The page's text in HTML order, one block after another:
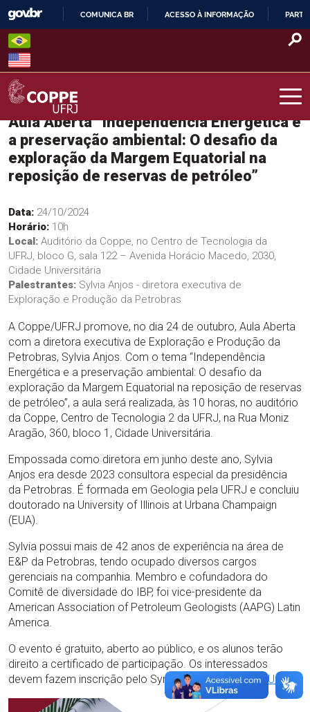
Skip
content
O
COMUNICA BR ACESSO À INFORMAÇÃO
COPPE – UFRJ
Aula Aberta “Independência Energética e
a preservação ambiental: O desafio da
exploração da Margem Equatorial na
reposição de reservas de petróleo”
Data: 24/10/2024
Horário: 10h
Local: Auditório da Coppe, no Centro de Tecnologia da
UFRJ, bloco G, sala 122 – Avenida Horácio Macedo, 2030,
Cidade Universitária
Palestrantes: Sylvia Anjos - diretora executiva de
Exploração e Produção da Petrobras
A Coppe/UFRJ promove, no dia 24 de outubro, Aula Aberta
com a diretora executiva de Exploração e Produção da
Petrobras, Sylvia Anjos. Com o tema “Independência
Energética e a preservação ambiental: O desafio da
exploração da Margem Equatorial na reposição de reservas
de petróleo”, a aula será realizada, às 10 horas, no auditório
da Coppe, Centro de Tecnologia 2 da UFRJ, na Rua Moniz
Aragão, 360, bloco 1, Cidade Universitária.
Empossada como diretora em junho deste ano, Sylvia
Anjos era desde 2023 consultora especial da presidência
da Petrobras. É formada em Geologia pela UFRJ e concluiu
doutorado na University of Illinois at Urbana Champaign
(EUA).
Sylvia possui mais de 42 anos de experiência na área de
E&P da Petrobras, tendo ocupado diversos cargos
gerenciais na companhia. Membro e cofundadora do
Comitê de diversidade do IBP, foi vice-presidente da
American Association of Petroleum Geologists (AAPG) Latin
America.
O evento é gratuito, aberto ao público, e os alunos terão
direito a certificado de participação. Os interessados
devem fazem inscrição pelo Sympla:https://abrir.link/UnHqZ